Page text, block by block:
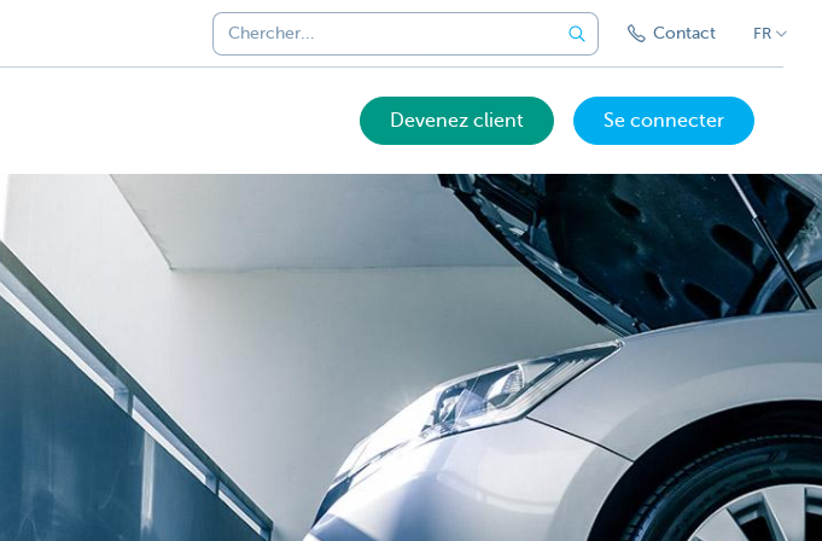
Contact FR
Devenez client Se connecter